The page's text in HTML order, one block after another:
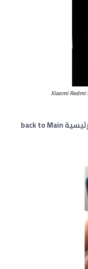
بعد ذلك ، يجب عليك تحديد القائمة الرئيسية back to Main